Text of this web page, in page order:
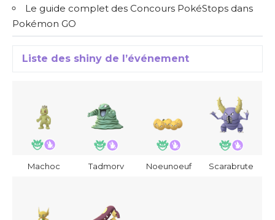
Le guide complet des Concours PokéStops dans
Pokémon GO
Liste des shiny de l’événement
Machoc Tadmorv Noeunoeuf Scarabrute